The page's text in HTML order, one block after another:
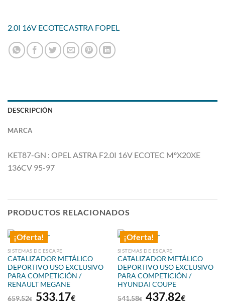
2.0I 16V ECOTECASTRA FOPEL
DESCRIPCIÓN
MARCA
KET87-GN : OPEL ASTRA F2.0I 16V ECOTEC MºX20XE
136CV 95-97
PRODUCTOS RELACIONADOS
¡Oferta!
SISTEMAS DE ESCAPE
CATALIZADOR METÁLICO
DEPORTIVO USO EXCLUSIVO
PARA COMPETICIÓN /
RENAULT MEGANE
659.52€
El
533.17€El
¡Oferta!
SISTEMAS DE ESCAPE
CATALIZADOR METÁLICO
DEPORTIVO USO EXCLUSIVO
PARA COMPETICIÓN /
HYUNDAI COUPE
541.58€
El
437.82€El